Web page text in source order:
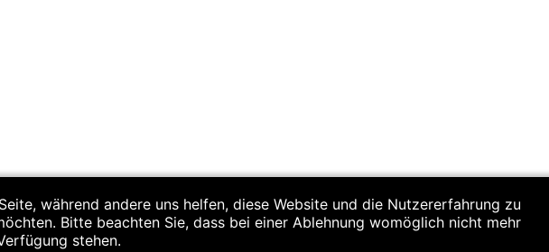
während andere uns helfen, diese Website und die Nutzererfahrung zu
Bitte beachten Sie, dass bei einer Ablehnung womöglich nicht mehr
stehen.